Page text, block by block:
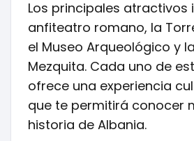
Los principales atractivos
anfiteatro romano, la
el Museo Arqueológico y
Mezquita. Cada uno de
ofrece una experiencia
que te permitirá conocer
historia de Albania.